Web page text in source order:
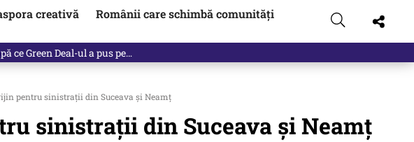
creativă
Românii care schimbă comunități
ce Green Deal-ul a pus pe…
pentru sinistrații din Suceava și Neamț
sinistrații din Suceava și Neamț